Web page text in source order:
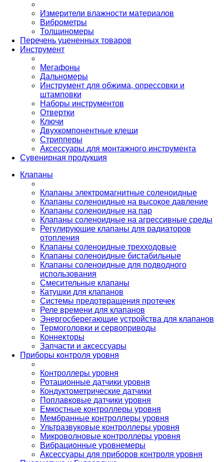
Измерители влажности материалов
Виброметры
Толщиномеры
Перечень уцененных товаров
Инструмент
Мегафоны
Дальномеры
Инструмент для обжима, опрессовки и
штамповки
Наборы инструментов
Отвертки
Ключи
Двухкомпонентные клещи
Стрипперы
Аксессуары для монтажного инструмента
Сувенирная продукция
Клапаны
Клапаны электромагнитные соленоидные
Клапаны соленоидные на высокое давление
Клапаны соленоидные на пар
Клапаны соленоидные на агрессивные среды
Регулирующие клапаны для радиаторов
отопления
Клапаны соленоидные трехходовые
Клапаны соленоидные бистабильные
Клапаны соленоидные для подводного
использования
Смесительные клапаны
Катушки для клапанов
Системы предотвращения протечек
Реле времени для клапанов
Энергосберегающие устройства для клапанов
Термоголовки и сервоприводы
Коннекторы
Запчасти и аксессуары
Приборы контроля уровня
Контроллеры уровня
Ротационные датчики уровня
Кондуктометрические датчики
Поплавковые датчики уровня
Емкостные контроллеры уровня
Мембранные контроллеры уровня
Ультразвуковые контроллеры уровня
Микроволновые контроллеры уровня
Вибрационные уровнемеры
Аксессуары для приборов контроля уровня